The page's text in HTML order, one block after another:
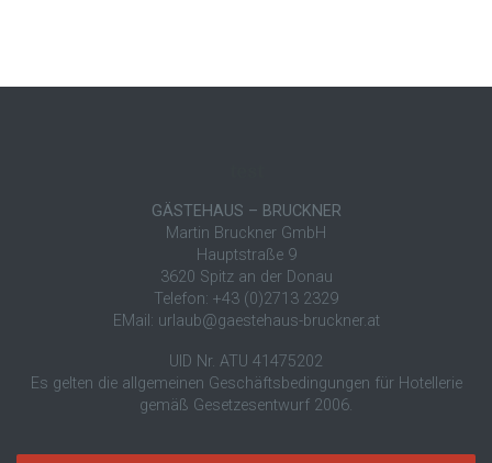
GÄSTEHAUS – BRUCKNER
Martin Bruckner GmbH
Hauptstraße 9
3620 Spitz an der Donau
Telefon: +43 (0)2713 2329
EMail: urlaub@gaestehaus-bruckner.at
UID Nr. ATU 41475202
Es gelten die allgemeinen Geschäftsbedingungen für Hotellerie
gemäß Gesetzesentwurf 2006.